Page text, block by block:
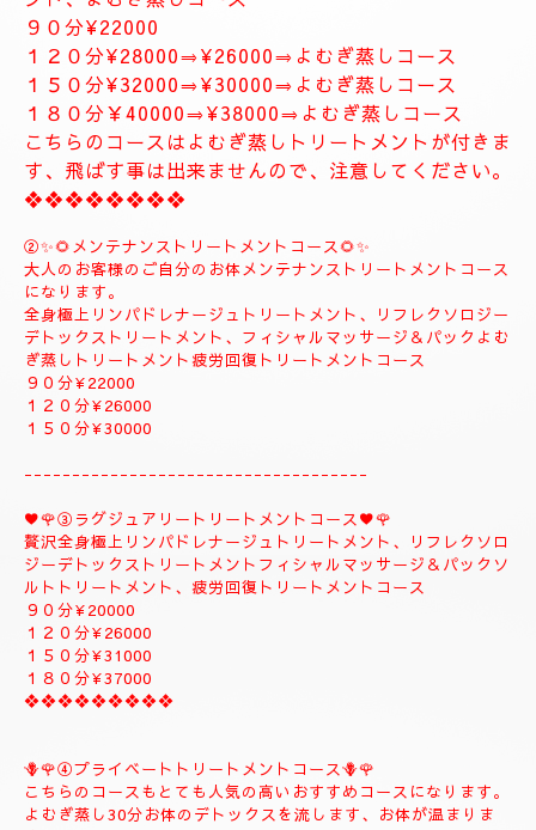
❖❖❖❖❖❖❖❖❖❖❖❖
✨８月のおすすめコース✨
🌺🌻①ジャプカサイ＆リンガムトリートメントコース
🌻🌺
当店一番人気の高いトリートメントコースになりま
す。
全身極上リンパドレナージュトリートメント、リフレ
クソロジーデトックストリートメント足ツボ疲労回復
トリートメント、ジャプカサイ＆リンガムトリートメ
ント、よむぎ蒸しコース
９０分¥22000
１２０分¥28000⇒¥26000⇒よむぎ蒸しコース
１５０分¥32000⇒¥30000⇒よむぎ蒸しコース
１８０分￥40000⇒¥38000⇒よむぎ蒸しコース
❖❖❖❖❖❖❖❖
②✨🌻メンテナンストリートメントコース🌻✨
大人のお客様のご自分のお体メンテナンストリートメントコース
になります。
全身極上リンパドレナージュトリートメント、リフレクソロジー
デトックストリートメント、フィシャルマッサージ＆パックよむ
ぎ蒸しトリートメント疲労回復トリートメントコース
９０分¥22000
------------------------------------